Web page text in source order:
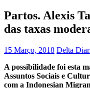
Partos. Alexis
das taxas
15 Março, 2018 Delta
A possibilidade foi esta
Assuntos Sociais e
com a Indonesian